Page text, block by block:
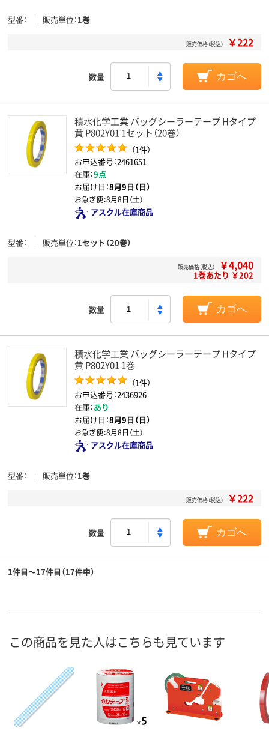
型番 販売単位 1巻
販売価格（税込） ￥222
数量 カゴへ
積水化学工業 バッグシーラーテープ Hタイプ
黄 P802Y01 1セット（20巻）
（1件）
お申込番号：2461651
在庫：9点
お届け日：8月9日（日）
お急ぎ便：8月8日（土）
アスクル在庫商品
型番 販売単位 1セット（20巻）
販売価格（税込） ￥4,040
1巻あたり ￥202
数量 カゴへ
積水化学工業 バッグシーラーテープ Hタイプ
黄 P802Y01 1巻
（1件）
お申込番号：2436926
在庫：あり
お届け日：8月9日（日）
お急ぎ便：8月8日（土）
アスクル在庫商品
型番 販売単位 1巻
販売価格（税込） ￥222
数量 カゴへ
1件目～17件目（17件中）
この商品を見た人はこちらも見ています